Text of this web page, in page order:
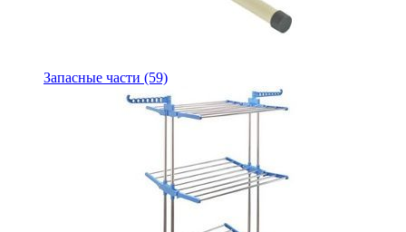
Запасные части (59)